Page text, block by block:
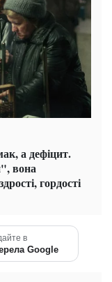
а дефіцит.
вона
гордості
в
Google